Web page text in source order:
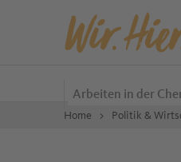
Zum Inhalt springen
Arbeiten in der
Home Politik &